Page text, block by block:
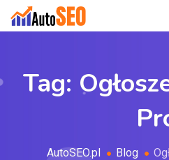
Tag:
AutoSEO.pl Blog